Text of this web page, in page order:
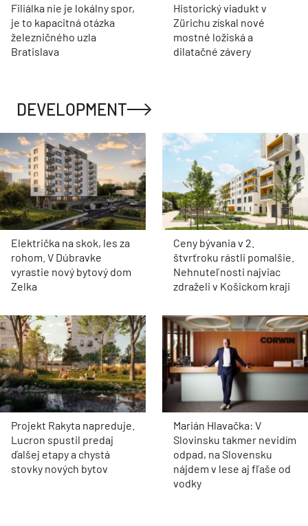
Filiálka nie je lokálny spor,
je to kapacitná otázka
železničného uzla
Bratislava
Historický viadukt v
Zürichu získal nové
mostné ložiská a
dilatačné závery
DEVELOPMENT
Električka na skok, les za
rohom. V Dúbravke
vyrastie nový bytový dom
Zelka
Ceny bývania v 2.
štvrťroku rástli pomalšie.
Nehnuteľnosti najviac
zdraželi v Košickom kraji
Projekt Rakyta napreduje.
Lucron spustil predaj
ďalšej etapy a chystá
stovky nových bytov
Marián Hlavačka: V
Slovinsku takmer nevidím
odpad, na Slovensku
nájdem v lese aj fľaše od
vodky